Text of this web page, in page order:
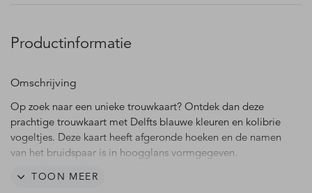
Productinformatie
Omschrijving
Op zoek naar een unieke trouwkaart? Ontdek dan deze
prachtige trouwkaart met Delfts blauwe kleuren en kolibrie
vogeltjes. Deze kaart heeft afgeronde hoeken en de namen
van het bruidspaar is in hoogglans vormgegeven.
zie je prachtige blauwe bloemen en bladeren waar de
TOON MEER